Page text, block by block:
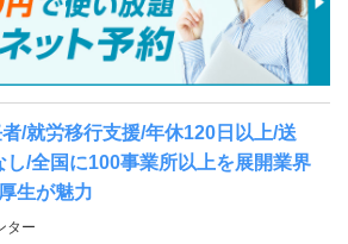
/就労移行支援/年休120日以上/送
し/全国に100事業所以上を展開業界
生が魅力
ター